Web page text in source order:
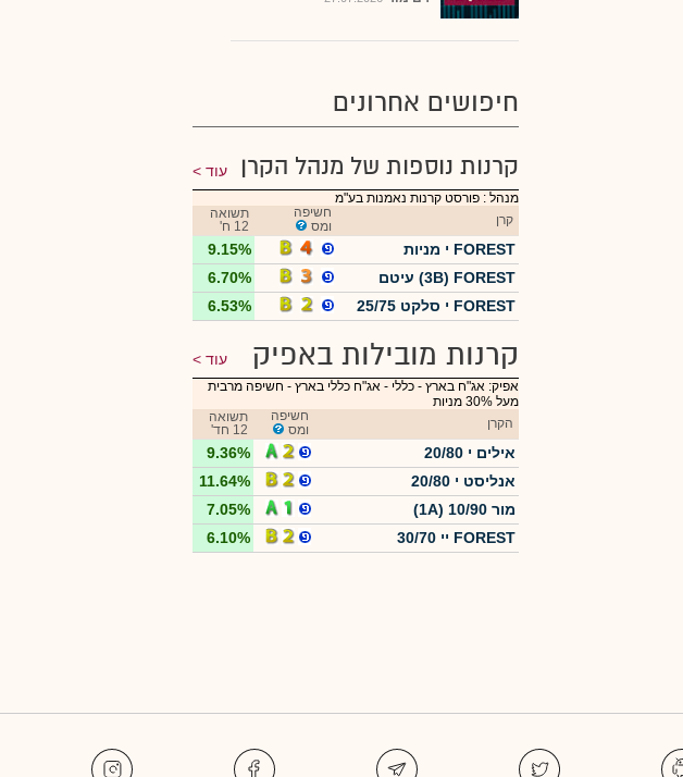
חיפושים אחרונים
קרנות נוספות של מנהל הקרן עוד
מנהל : פורסט קרנות נאמנות בע"מ
קרן
חשיפה
ומס
תשואה
12 ח'
FOREST י מניות
9.15%
3B) FOREST) עיטם
6.70%
FOREST י סלקט 25/75
6.53%
קרנות מובילות באפיק עוד
אפיק: אג"ח בארץ - כללי - אג"ח כללי בארץ - חשיפה מרבית
מעל 30% מניות
הקרן
חשיפה
ומס
תשואה
12 חד'
אילים י 20/80
9.36%
אנליסט י 20/80
11.64%
מור 1A) 10/90)
7.05%
FOREST יי 30/70
6.10%